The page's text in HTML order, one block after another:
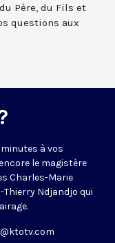
Père, du Fils et
questions aux
à vos
le magistère
Charles-Marie
Thierry Ndjandjo qui